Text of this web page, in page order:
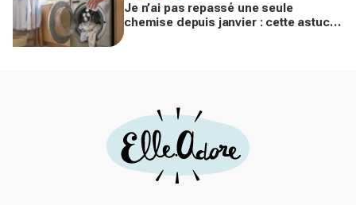
Je n’ai pas repassé une seule
chemise depuis janvier : cette astuce